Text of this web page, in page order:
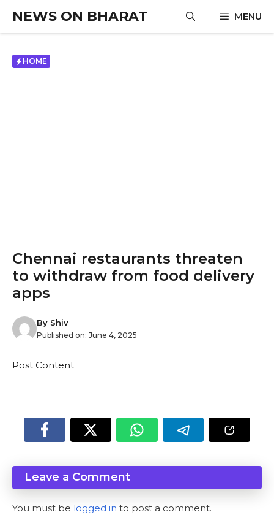
content
NEWS ON BHARAT MENU
HOME
Chennai restaurants threaten
to withdraw from food delivery
apps
By Shiv
Published on: June 4, 2025
Post Content
Leave a Comment
You must be logged in to post a comment.